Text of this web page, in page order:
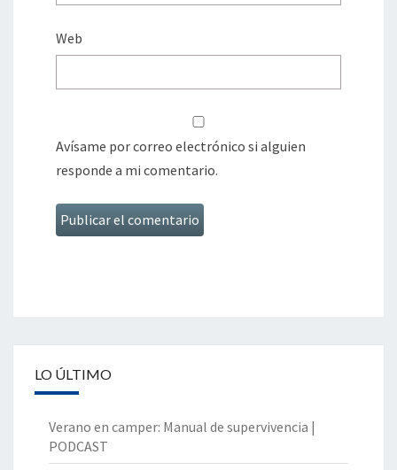
Web
Avísame por correo electrónico si alguien
responde a mi comentario.
LO ÚLTIMO
Verano en camper: Manual de supervivencia |
PODCAST